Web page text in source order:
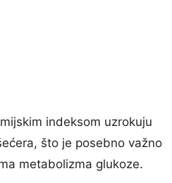
indeksom uzrokuju
što je posebno važno
metabolizma glukoze.